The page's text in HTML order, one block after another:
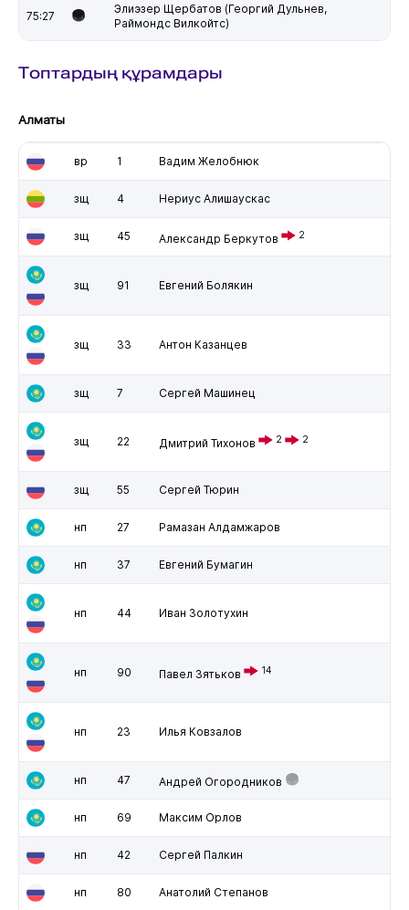
75:27
Элиэзер Щербатов (Георгий Дульнев,
Раймондс Вилкойтс)
Топтардың құрамдары
Алматы
вр 1 Вадим Желобнюк
зщ 4 Нериус Алишаускас
зщ 45 Александр Беркутов 2
зщ 91 Евгений Болякин
зщ 33 Антон Казанцев
зщ 7 Сергей Машинец
зщ 22 Дмитрий Тихонов 2 2
зщ 55 Сергей Тюрин
нп 27 Рамазан Алдамжаров
нп 37 Евгений Бумагин
нп 44 Иван Золотухин
нп 90 Павел Зятьков 14
нп 23 Илья Ковзалов
нп 47 Андрей Огородников
нп 69 Максим Орлов
нп 42 Сергей Палкин
нп 80 Анатолий Степанов